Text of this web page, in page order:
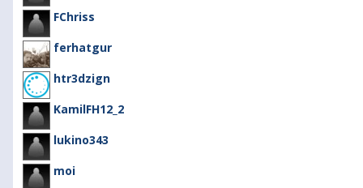
FChriss
ferhatgur
htr3dzign
KamilFH12_2
lukino343
moi